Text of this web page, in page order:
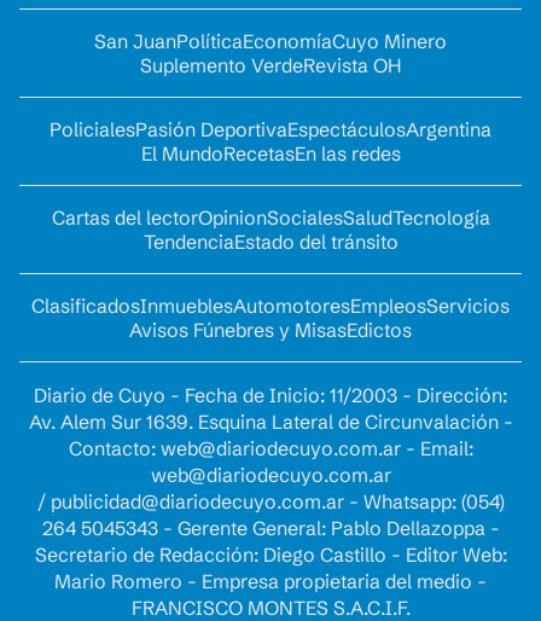
San JuanPolíticaEconomíaCuyo Minero
Suplemento VerdeRevista OH
PolicialesPasión DeportivaEspectáculosArgentina
El MundoRecetasEn las redes
Cartas del lectorOpinionSocialesSaludTecnología
TendenciaEstado del tránsito
ClasificadosInmueblesAutomotoresEmpleosServicios
Avisos Fúnebres y MisasEdictos
Diario de Cuyo - Fecha de Inicio: 11/2003 - Dirección:
Av. Alem Sur 1639. Esquina Lateral de Circunvalación -
Contacto: web@diariodecuyo.com.ar- Email:
web@diariodecuyo.com.ar
/ publicidad@diariodecuyo.com.ar- Whatsapp: (054)
264 5045343 - Gerente General: Pablo Dellazoppa -
Secretario de Redacción: Diego Castillo - Editor Web:
Mario Romero - Empresa propietaria del medio -
FRANCISCO MONTES S.A.C.I.F.